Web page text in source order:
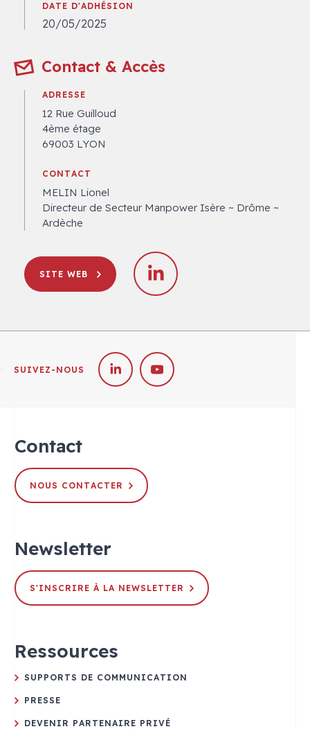
DATE D'ADHÉSION
20/05/2025
Contact & Accès
ADRESSE
12 Rue Guilloud
4ème étage
69003 LYON
CONTACT
MELIN Lionel
Directeur de Secteur Manpower Isère ~ Drôme ~
Ardèche
SITE WEB
SUIVEZ-NOUS
Contact
NOUS CONTACTER
Newsletter
S'INSCRIRE À LA NEWSLETTER
Ressources
SUPPORTS DE COMMUNICATION
PRESSE
DEVENIR PARTENAIRE PRIVÉ